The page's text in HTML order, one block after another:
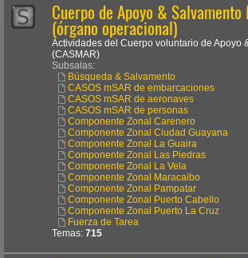
Cuerpo de Apoyo &
(órgano operacional)
Actividades del Cuerpo voluntario de Apoyo
(CASMAR)
Subsalas:
Búsqueda & Salvamento
CASOS mSAR de embarcaciones
CASOS mSAR de aeronaves
CASOS mSAR de personas
Componente Zonal Carenero
Componente Zonal Ciudad Guayana
Componente Zonal La Guaira
Componente Zonal Las Piedras
Componente Zonal La Vela
Componente Zonal Maracaibo
Componente Zonal Pampatar
Componente Zonal Puerto Cabello
Componente Zonal Puerto La Cruz
Fuerza de Tarea
Temas: 715